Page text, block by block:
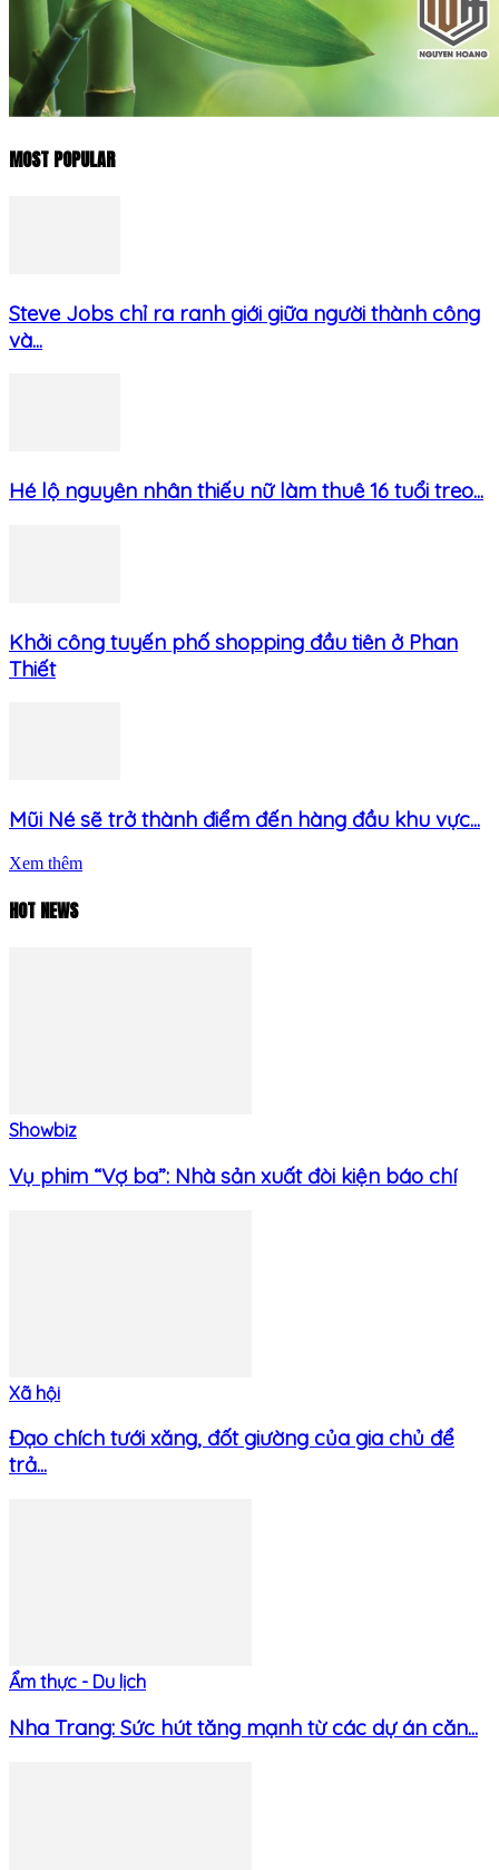
MOST POPULAR
Steve Jobs chỉ ra ranh giới giữa người thành công
và...
Hé lộ nguyên nhân thiếu nữ làm thuê 16 tuổi treo...
Khởi công tuyến phố shopping đầu tiên ở Phan
Thiết
Mũi Né sẽ trở thành điểm đến hàng đầu khu vực...
Xem thêm
HOT NEWS
Showbiz
Vụ phim “Vợ ba”: Nhà sản xuất đòi kiện báo chí
Xã hội
Đạo chích tưới xăng, đốt giường của gia chủ để
trả...
Ẩm thực - Du lịch
Nha Trang: Sức hút tăng mạnh từ các dự án căn...